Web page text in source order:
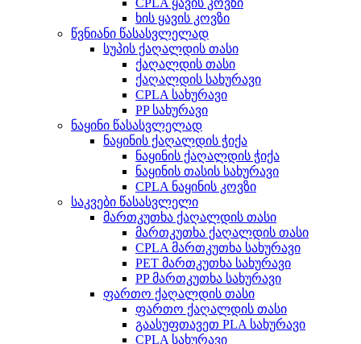
CPLA ყავის კოვზი
ხის ყავის კოვზი
წვნიანი წასასვლელად
სუპის ქაღალდის თასი
ქაღალდის თასი
ქაღალდის სახურავი
CPLA სახურავი
PP სახურავი
ნაყინი წასასვლელად
ნაყინის ქაღალდის ჭიქა
ნაყინის ქაღალდის ჭიქა
ნაყინის თასის სახურავი
CPLA ნაყინის კოვზი
საკვები წასასვლელი
მართკუთხა ქაღალდის თასი
მართკუთხა ქაღალდის თასი
CPLA მართკუთხა სახურავი
PET მართკუთხა სახურავი
PP მართკუთხა სახურავი
ფართო ქაღალდის თასი
ფართო ქაღალდის თასი
გაასუფთავეთ PLA სახურავი
CPLA სახურავი